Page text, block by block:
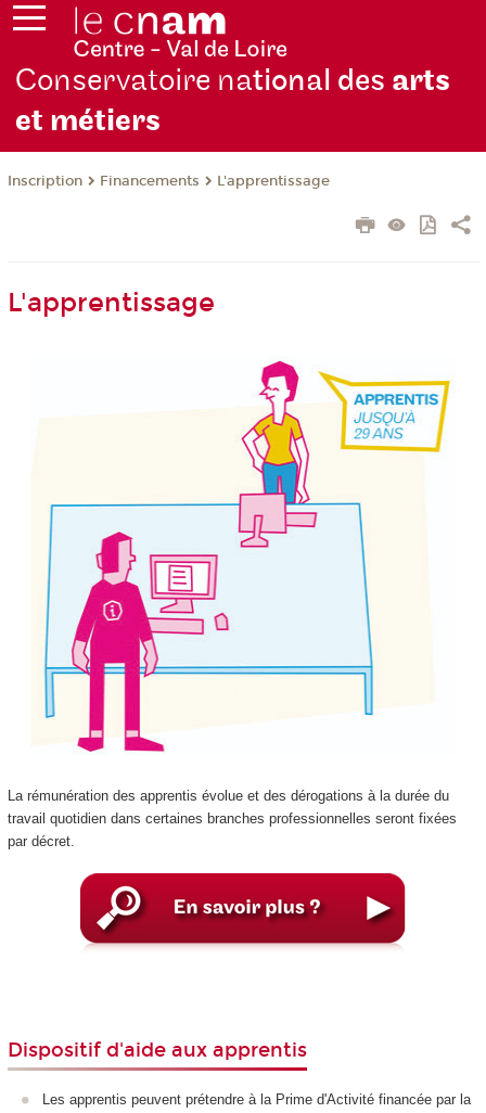
Conservatoire national des arts
et métiers
Inscription Financements L'apprentissage
L'apprentissage
La rémunération des apprentis évolue et des dérogations à la durée du
travail quotidien dans certaines branches professionnelles seront fixées
par décret.
Dispositif d'aide aux apprentis
Les apprentis peuvent prétendre à la Prime d'Activité financée par la